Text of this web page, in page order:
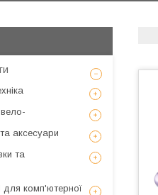
аксесуари
та
для комп'ютерної